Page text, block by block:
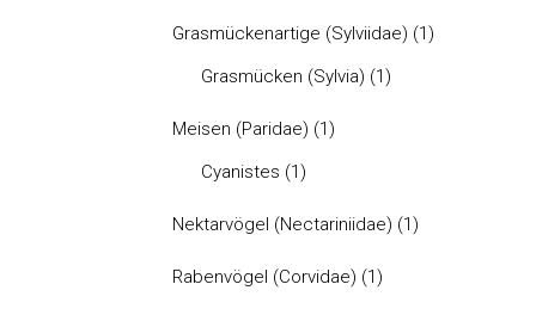
Grasmückenartige (Sylviidae) (1)
Grasmücken (Sylvia) (1)
Meisen (Paridae) (1)
Cyanistes (1)
Nektarvögel (Nectariniidae) (1)
Rabenvögel (Corvidae) (1)